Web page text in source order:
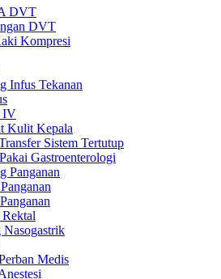
DVT
DVT
Kompresi
Infus Tekanan
IV
Kulit Kepala
Sistem Tertutup
Gastroenterologi
Panganan
Nasogastrik
Medis